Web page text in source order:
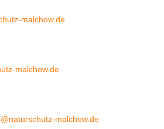
malchow.de
malchow.de
malchow.de